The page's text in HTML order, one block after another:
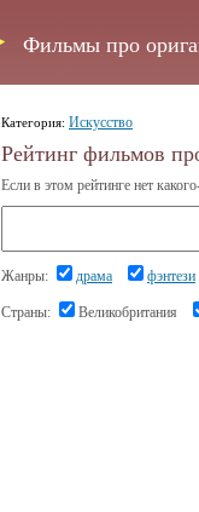
Фильмы про
Категория: Искусство
Рейтинг фильмов
Если в этом рейтинге нет
Жанры: драма фэнтези
Страны: Великобритания